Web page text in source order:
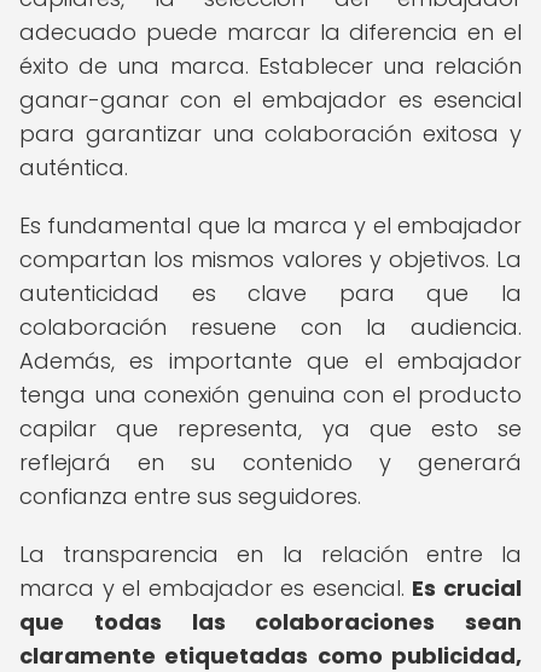
adecuado puede marcar la diferencia en el
éxito de una marca. Establecer una relación
ganar-ganar con el embajador es esencial
para garantizar una colaboración exitosa y
auténtica.
Es fundamental que la marca y el embajador
compartan los mismos valores y objetivos. La
autenticidad es clave para que la
colaboración resuene con la audiencia.
Además, es importante que el embajador
tenga una conexión genuina con el producto
capilar que representa, ya que esto se
reflejará en su contenido y generará
confianza entre sus seguidores.
La transparencia en la relación entre la
marca y el embajador es esencial. Es crucial
que todas las colaboraciones sean
claramente etiquetadas como publicidad,